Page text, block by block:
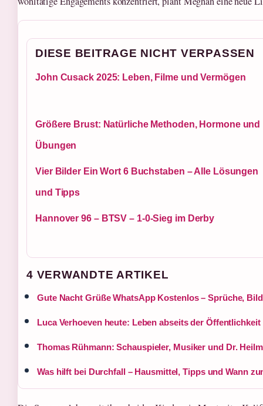
DIESE BEITRAGE NICHT VERPASSEN
John Cusack 2025: Leben, Filme und Vermögen
Größere Brust: Natürliche Methoden, Hormone und
Übungen
Vier Bilder Ein Wort 6 Buchstaben – Alle Lösungen
und Tipps
Hannover 96 – BTSV – 1-0-Sieg im Derby
4 VERWANDTE ARTIKEL
Gute Nacht Grüße WhatsApp Kostenlos – Sprüche,
Luca Verhoeven heute: Leben abseits der Öffentlichkeit
Thomas Rühmann: Schauspieler, Musiker und Dr.
Was hilft bei Durchfall – Hausmittel, Tipps und Wann